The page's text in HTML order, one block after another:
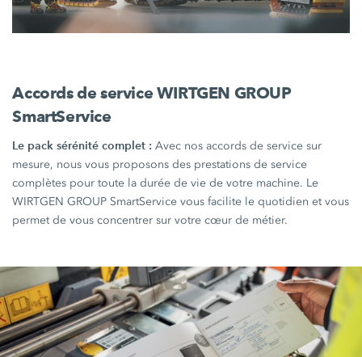
Accords de service WIRTGEN GROUP
SmartService
Le pack sérénité complet :Avec nos accords de service sur
mesure, nous vous proposons des prestations de service
complètes pour toute la durée de vie de votre machine. Le
WIRTGEN GROUP SmartService vous facilite le quotidien et vous
permet de vous concentrer sur votre cœur de métier.